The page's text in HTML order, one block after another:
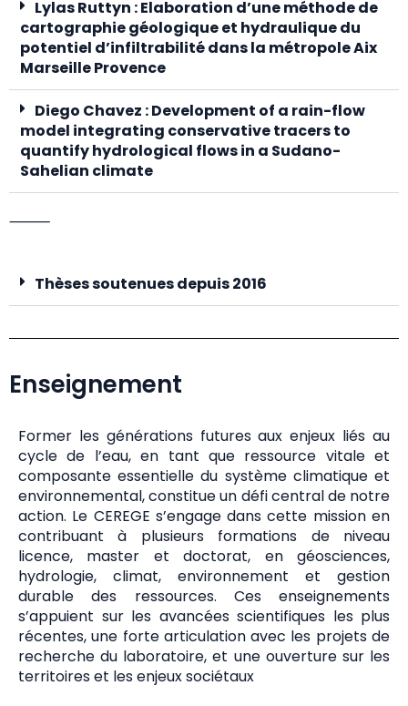
Lylas Ruttyn : Elaboration d’une méthode de
cartographie géologique et hydraulique du
potentiel d’infiltrabilité dans la métropole Aix
Marseille Provence
Diego Chavez : Development of a rain-flow
model integrating conservative tracers to
quantify hydrological flows in a Sudano-
Sahelian climate
⸻
Thèses soutenues depuis 2016
Enseignement
Former les générations futures aux enjeux liés au
cycle de l’eau, en tant que ressource vitale et
composante essentielle du système climatique et
environnemental, constitue un défi central de notre
action. Le CEREGE s’engage dans cette mission en
contribuant à plusieurs formations de niveau
licence, master et doctorat, en géosciences,
hydrologie, climat, environnement et gestion
durable des ressources. Ces enseignements
s’appuient sur les avancées scientifiques les plus
récentes, une forte articulation avec les projets de
recherche du laboratoire, et une ouverture sur les
territoires et les enjeux sociétaux